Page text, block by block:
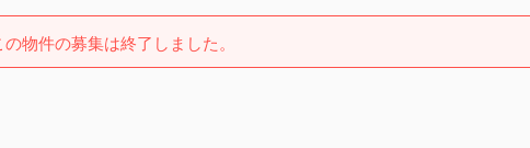
の物件の募集は終了しました。